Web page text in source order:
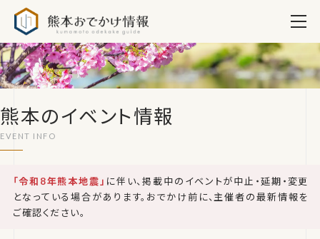
熊本のイベント情報
「令和8年熊本地震」 に伴い、掲載中のイベントが中止・延期・変更
となっている場合があります。おでかけ前に、主催者の最新情報を
ご確認ください。